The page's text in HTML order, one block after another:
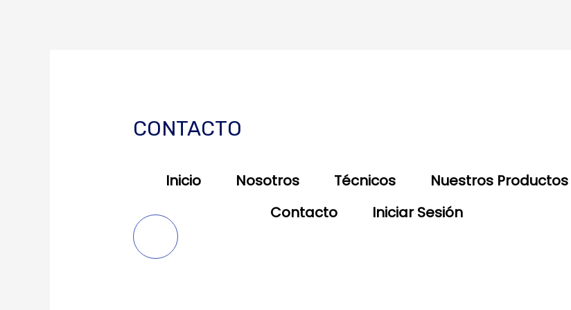
CONTACTO
Inicio Nosotros Técnicos
Nuestros Productos
Contacto
Iniciar Sesión